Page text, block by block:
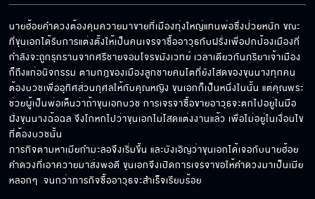
นายฮ้อยคำดวงต้องคุมควายมาขายที่เมืองทุ่งใหญ่แทนพ่อซึ่งป่วยหนัก ขณะ
ที่ขุนเอกได้รับการแต่งตั้งให้เป็นคนเจรจาซื้ออาวุธกับฝรั่งเพื่อปกป้องเมืองที่
กำลังจะถูกรุกรานจากศรีชายจอมโจรขมังเวทย์ เวลาเดียวกันภริยาเจ้าเมือง
ก็ถึงแก่อนิจกรรม ตามกฎของเมืองลูกชายคนโตที่ยังโสดของขุนนางทุกคน
ต้องบวชเพื่ออุทิศส่วนกุศลให้กับคุณหญิง ขุนเอกก็เป็นหนึ่งในนั้น แต่คุณพระ
ช่วยผู้เป็นพ่อเห็นว่าถ้าขุนเอกบวช การเจรจาซื้อขายอาวุธจะตกไปอยู่ในมือ
ฝั่งขุนนางฉ้อฉล จึงโกหกไปว่าขุนเอกไม่โสดแต่งงานแล้ว เพื่อไม่อยู่ในเงื่อนไข
ที่ต้องบวชนั้น
ภารกิจตามหาเมียกำมะลอจึงเริ่มขึ้น และบังเอิญว่าขุนเอกได้เจอกับนายฮ้อย
คำดวงที่เอาควายมาส่งพอดี ขุนเอกจึงเปิดการเจรจาขอให้คำดวงมาเป็นเมีย
หลอกๆ  จนกว่าภารกิจซื้ออาวุธจะสำเร็จเรียบร้อย